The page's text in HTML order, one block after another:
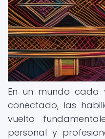
En un mundo cada
conectado, las
vuelto
personal y